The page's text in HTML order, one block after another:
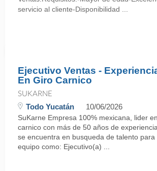
servicio al cliente-Disponibilidad ...
Ejecutivo Ventas -
En Giro Carnico
SUKARNE
Todo Yucatán 10/06/2026
SuKarne Empresa 100% mexicana, lider
carnico con más de 50 años de
se encuentra en busqueda de talento
equipo como: Ejecutivo(a) ...